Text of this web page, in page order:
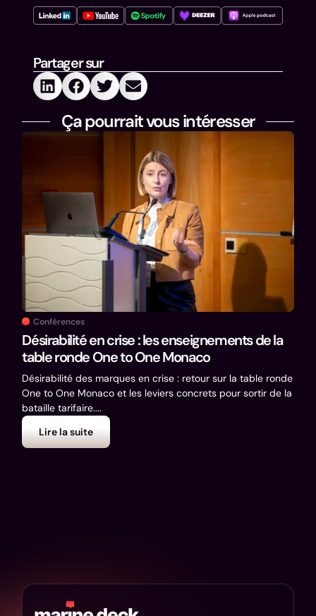
Partager sur
Ça pourrait vous intéresser
Conférences
Désirabilité en crise : les enseignements de la
table ronde One to One Monaco
Désirabilité des marques en crise : retour sur la table ronde
One to One Monaco et les leviers concrets pour sortir de la
bataille tarifaire....
Lire la suite